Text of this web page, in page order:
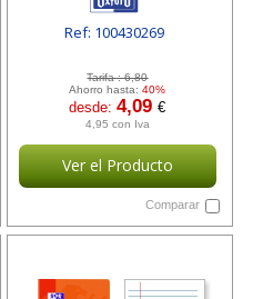
Ref: 100430269
Tarifa :6,80
Ahorro hasta:40%
desde:4,09€
4,95 con Iva
Ver el Producto
Comparar